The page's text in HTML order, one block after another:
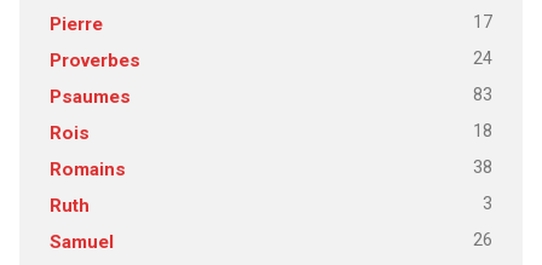
Pierre 17
Proverbes 24
Psaumes 83
Rois 18
Romains 38
Ruth 3
Samuel 26